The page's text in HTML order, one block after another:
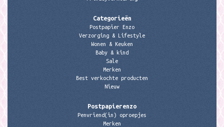
Categorieën
Postpapier Enzo
Verzorging & Lifestyle
Wonen & Keuken
Baby & kind
Sale
Merken
Best verkochte producten
Nieuw
Postpapierenzo
Penvriend(in) oproepjes
Merken